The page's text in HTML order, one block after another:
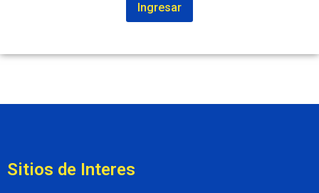
Ingresar
Sitios de Interes